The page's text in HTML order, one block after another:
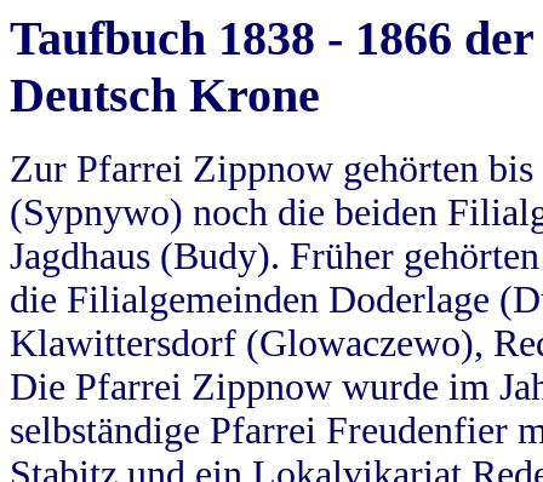
Taufbuch 1838 - 1866
Deutsch Krone
Zur Pfarrei Zippnow gehörten
(Sypnywo) noch die beiden
Jagdhaus (Budy). Früher
die Filialgemeinden Doderlage
Klawittersdorf (Glowaczewo),
Die Pfarrei Zippnow wurde im
selbständige Pfarrei Freudenfier